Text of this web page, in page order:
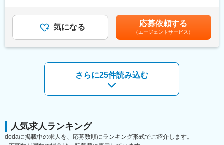
トマネジメントサービスを提供するPM事業を展開しています。当
社の事業拡大に伴い、一緒に製造業を盛り上げていける仲間を募
集いたします。
・マニュアル作成、操作指導
・定着支援、改善提案
り、プロジェクトには提案の上流工程から携われ、導入後の効果
分析・フォローまで幅広く関わるため、エンジニアとしてのスキ
ルを思う存分高めることができます。また、世界シェアNo.1
CRMのSalesforceをベースにしたシステム開発を行っていますの
で、最先端のスキルと経験を積むことができます。
当社の事業の核は法人営業改革です。近年、法人営業において、
人口減少や人材流動化によって従来の「属人的な営業」では成長
が難しくなっており、デジタル活用による生産性向上と迅速な市
1回賃金はあくまでも目安の金額であり、選考を通じて上下する可
能性があります。月給(月額)は固定手当を含めた表記です。
気になる 応募依頼する
（エージェントサービス）
さらに25件読み込む
人気求人ランキング
dodaに掲載中の求人を、応募数順にランキング形式でご紹介します。